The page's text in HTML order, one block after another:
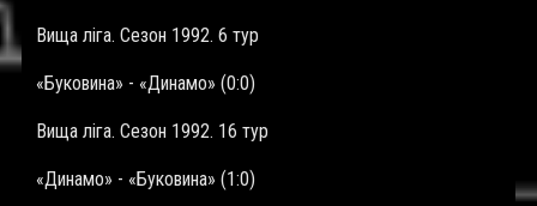
Вища ліга. Сезон 1992. 6 тур
«Буковина» - «Динамо» (0:0)
Вища ліга. Сезон 1992. 16 тур
«Динамо» - «Буковина» (1:0)